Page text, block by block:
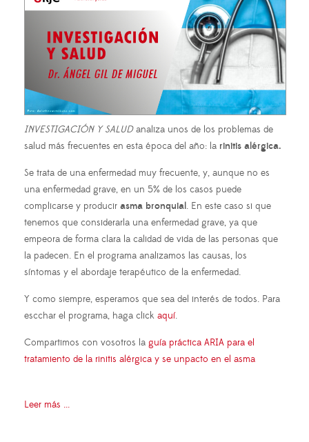
INVESTIGACIÓN Y SALUDanaliza unos de los problemas de
salud más frecuentes en esta época del año: la rinitis alérgica.
Se trata de una enfermedad muy frecuente, y, aunque no es
una enfermedad grave, en un 5% de los casos puede
complicarse y producir asma bronquial. En este caso si que
tenemos que considerarla una enfermedad grave, ya que
empeora de forma clara la calidad de vida de las personas que
la padecen. En el programa analizamos las causas, los
síntomas y el abordaje terapéutico de la enfermedad.
Y como siempre, esperamos que sea del interés de todos. Para
escchar el programa, haga click aquí.
Compartimos con vosotros la guía práctica ARIA para el
tratamiento de la rinitis alérgica y se unpacto en el asma
Leer más ...